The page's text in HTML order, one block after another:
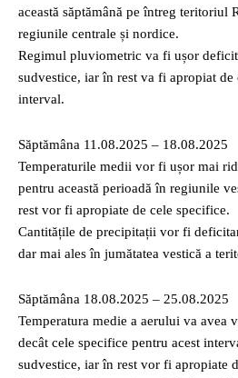
această săptămână pe întreg teritoriul
regiunile centrale și nordice.
Regimul pluviometric va fi ușor
sudvestice, iar în rest va fi apropiat de
interval.
Săptămâna 11.08.2025 – 18.08.2025
Temperaturile medii vor fi ușor mai
pentru această perioadă în regiunile
rest vor fi apropiate de cele specifice.
Cantitățile de precipitații vor fi
dar mai ales în jumătatea vestică a
Săptămâna 18.08.2025 – 25.08.2025
Temperatura medie a aerului va avea
decât cele specifice pentru acest
sudvestice, iar în rest vor fi apropiate